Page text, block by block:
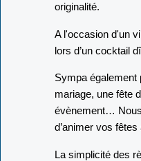
originalité.
A l'occasion d'un
lors d’un cocktail
Sympa également
mariage, une fête
évènement…
d’animer vos
La simplicité des